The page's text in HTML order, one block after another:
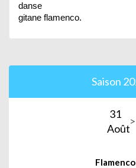
danse
gitane flamenco.
Saison
31
Août